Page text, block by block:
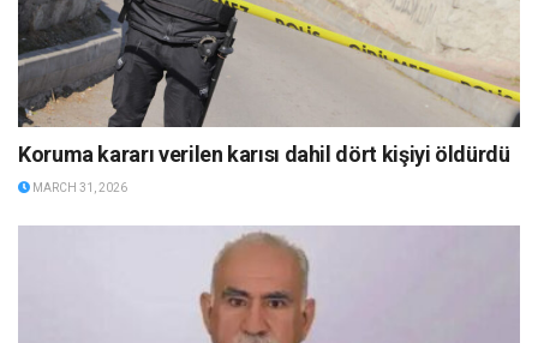
Koruma kararı verilen karısı dahil dört kişiyi öldürdü
MARCH 31, 2026